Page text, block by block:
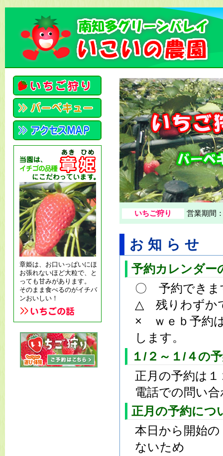
章姫は、お口いっぱいにほ
お張れないほど大粒で、と
っても甘みがあります。
そのまま食べるのがイチバ
ンおいしい！
いちご狩り 営業期間
お知らせ
予約カレンダー
〇 予約できま
△ 残りわずか
× ｗｅｂ予約
します。
１/２～１/４の
正月の予約は
電話での問い
正月の予約につ
本日から開始
ないため